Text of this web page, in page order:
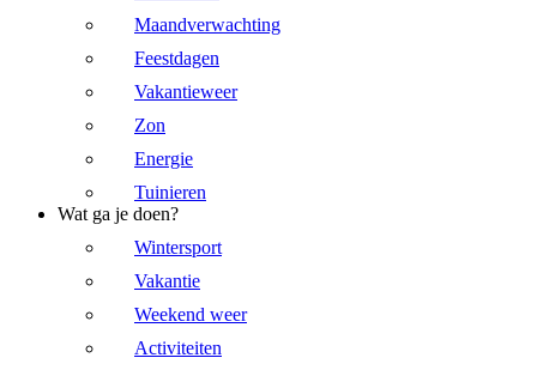
Maandverwachting
Feestdagen
Vakantieweer
Zon
Energie
Tuinieren
Wat ga je doen?
Wintersport
Vakantie
Weekend weer
Activiteiten